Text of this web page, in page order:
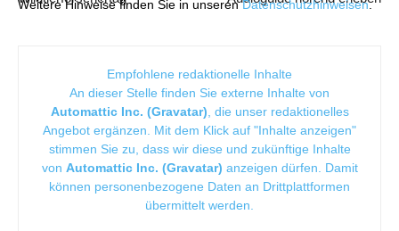
Weitere Hinweise finden Sie in unserenDatenschutzhinweisen.
Empfohlene redaktionelle Inhalte
An dieser Stelle finden Sie externe Inhalte von
Automattic Inc. (Gravatar) , die unser redaktionelles
Angebot ergänzen. Mit dem Klick auf "Inhalte anzeigen"
stimmen Sie zu, dass wir diese und zukünftige Inhalte
von Automattic Inc. (Gravatar) anzeigen dürfen. Damit
können personenbezogene Daten an Drittplattformen
übermittelt werden.